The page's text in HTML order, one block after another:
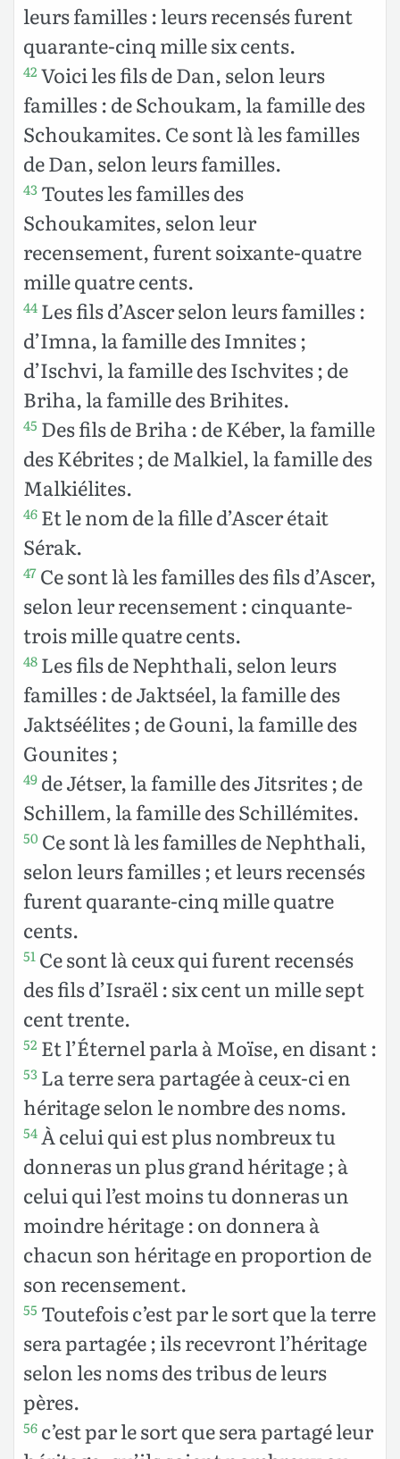
leurs familles : leurs recensés furent
quarante-cinq mille six cents.
42 Voici les fils de Dan, selon leurs
familles : de Schoukam, la famille des
Schoukamites. Ce sont là les familles
de Dan, selon leurs familles.
43 Toutes les familles des
Schoukamites, selon leur
recensement, furent soixante-quatre
mille quatre cents.
44 Les fils d’Ascer selon leurs familles :
d’Imna, la famille des Imnites ;
d’Ischvi, la famille des Ischvites ; de
Briha, la famille des Brihites.
45 Des fils de Briha : de Kéber, la famille
des Kébrites ; de Malkiel, la famille des
Malkiélites.
46 Et le nom de la fille d’Ascer était
Sérak.
47 Ce sont là les familles des fils d’Ascer,
selon leur recensement : cinquante-
trois mille quatre cents.
48 Les fils de Nephthali, selon leurs
familles : de Jaktséel, la famille des
Jaktséélites ; de Gouni, la famille des
Gounites ;
49 de Jétser, la famille des Jitsrites ; de
Schillem, la famille des Schillémites.
50 Ce sont là les familles de Nephthali,
selon leurs familles ; et leurs recensés
furent quarante-cinq mille quatre
cents.
51 Ce sont là ceux qui furent recensés
des fils d’Israël : six cent un mille sept
cent trente.
52 Et l’Éternel parla à Moïse, en disant :
53 La terre sera partagée à ceux-ci en
héritage selon le nombre des noms.
54À celui qui est plus nombreux tu
donneras un plus grand héritage ; à
celui qui l’est moins tu donneras un
moindre héritage : on donnera à
chacun son héritage en proportion de
son recensement.
55 Toutefois c’est par le sort que la terre
sera partagée ; ils recevront l’héritage
selon les noms des tribus de leurs
pères.
56 c’est par le sort que sera partagé leur